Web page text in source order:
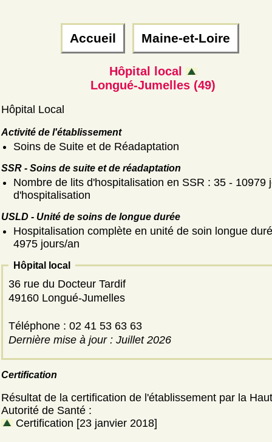
Accueil Maine-et-Loire
Hôpital local
Longué-Jumelles (49)
Hôpital Local
Activité de l'établissement
Soins de Suite et de Réadaptation
SSR - Soins de suite et de réadaptation
Nombre de lits d'hospitalisation en SSR : 35 - 10979
d'hospitalisation
USLD - Unité de soins de longue durée
Hospitalisation complète en unité de soin longue
4975 jours/an
Hôpital local
36 rue du Docteur Tardif
49160 Longué-Jumelles
Téléphone : 02 41 53 63 63
Dernière mise à jour : Juillet 2026
Certification
Résultat de la certification de l'établissement par la
Autorité de Santé :
Certification [23 janvier 2018]